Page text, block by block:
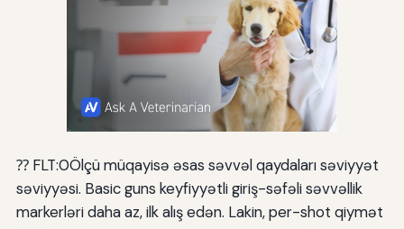
⁇ FLT:0Ölçü müqayisə əsas səvvəl qaydaları səviyyət
səviyyəsi. Basic guns keyfiyyətli giriş-səfəli səvvəllik
markerləri daha az, ilk alış edən. Lakin, per-shot qiymət